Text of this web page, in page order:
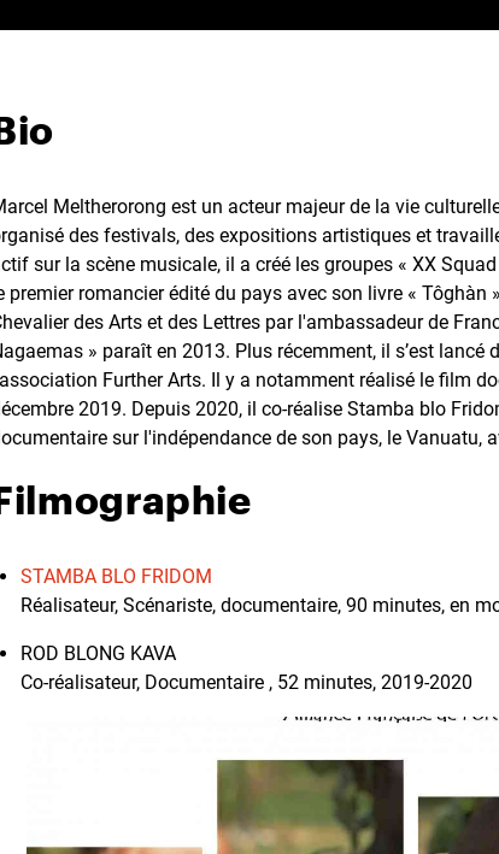
Meltherorong est un acteur majeur de la vie
des festivals, des expositions artistiques et
sur la scène musicale, il a créé les groupes « XX
premier romancier édité du pays avec son livre « Tôghàn
des Arts et des Lettres par l'ambassadeur de
» paraît en 2013. Plus récemment, il s’est
Further Arts. Il y a notamment réalisé le film
2019. Depuis 2020, il co-réalise Stamba blo
sur l'indépendance de son pays, le Vanuatu,
STAMBA BLO FRIDOM
Réalisateur, Scénariste, documentaire, 90 minutes, en
ROD BLONG KAVA
Co-réalisateur, Documentaire , 52 minutes, 2019-2020